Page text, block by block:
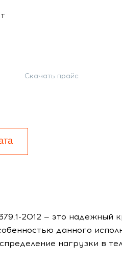
Скачать прайс
2012 — это надежный
данного
нагрузки в